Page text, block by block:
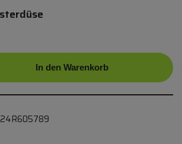
In den Warenkorb